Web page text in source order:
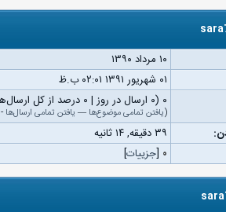
۱۰ مرداد ۱۳۹۰
۰۱ شهریور ۱۳۹۱ ۰۲:۰۱ ب.ظ
۰ (۰ ارسال در روز | ۰ درصد از کل ارسال‌ها)
(یافتن تمامی موضوع‌ها — یافتن تمامی ارسال‌ها -
۳۹ دقیقه, ۱۴ ثانیه
۰ [جزییات]